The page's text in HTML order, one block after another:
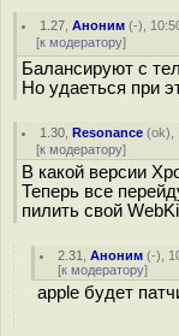
1.27 ,Аноним (-),
[к модератору]
Балансируют с
Но удаеться при
1.30 ,Resonance (ok),
[к модератору]
В какой версии
Теперь все
пилить свой
2.31 ,Аноним (-),
[к модератору]
apple будет